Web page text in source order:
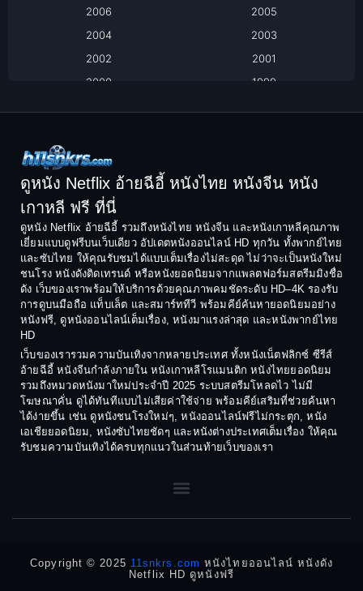
Comedy ตลก
Coming-of-age ชีวิตวัยรุ่น
Crime อาชญากรรม
Crime อาชญากรรม
Culture
Dance เต้น
Dark Comedy ตลกร้าย
DC
Detective สืบสวน
2006
2005
2004
2003
2002
2001
2000
1999
1994
1992
1991
1990
1988
1987
1986
1985
1984
1983
1982
1981
1980
1978
1974
1973
1972
1971
1970
1969
1968
1964
ดูหนัง Netflix อ้ายฉีอี้ หนังไทย หนังจีน หนัง
เกาหลี ฟรี ที่นี่
ดูหนัง Netflix อ้ายฉีอี้ รวมถึงหนังไทย หนังจีน และหนังเกาหลีคุณภาพ
เยี่ยมแบบดูฟรีบนเว็บเดียว อัปเดตหนังออนไลน์ HD ทุกวัน ทั้งพากย์ไทย
และซับไทย ให้คุณรับชมได้แบบเต็มเรื่องไม่สะดุด ไม่ว่าจะเป็นหนังใหม่
ชนโรง หนังดังติดเทรนด์ หรือหนังยอดนิยมจากแพลตฟอร์มสตรีมมิงชื่อ
ดัง เว็บของเราพร้อมให้บริการด้วยคุณภาพคมชัดระดับ HD–4K รองรับ
การดูบนมือถือ แท็บเล็ต และสมาร์ททีวี พร้อมคีย์ค้นหายอดนิยมอย่าง
หนังฟรี, ดูหนังออนไลน์เต็มเรื่อง, หนังมาแรงล่าสุด และหนังพากย์ไทย
HD
เว็บของเรารวมความบันเทิงจากหลายประเทศ ทั้งหนังเน็ตฟลิกซ์ ซีรีส์
อ้ายฉีอี้ หนังจีนกำลังภายใน หนังเกาหลีโรแมนติก หนังไทยยอดนิยม
รวมถึงหมวดหนังมาใหม่ประจำปี 2025 ระบบสตรีมโหลดไว ไม่มี
โฆษณาคั่น ดูได้ทันทีแบบไม่เสียค่าใช้จ่าย พร้อมคีย์เสริมที่ช่วยค้นหา
ได้ง่ายขึ้น เช่น ดูหนังชนโรงใหม่ๆ, หนังออนไลน์ฟรีไม่กระตุก, หนัง
เอเชียยอดนิยม, หนังซับไทยชัดๆ และหนังต่างประเทศเต็มเรื่อง ให้คุณ
รับชมความบันเทิงได้ครบทุกแนวในส่วนท้ายเว็บของเรา
Copyright © 2025 11snkrs.com หนังไทยออนไลน์ หนังดัง
Netflix HD ดูหนังฟรี